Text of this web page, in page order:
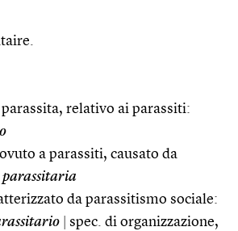
relativo ai parassiti:
a parassiti, causato da
da parassitismo sociale:
spec. di organizzazione,